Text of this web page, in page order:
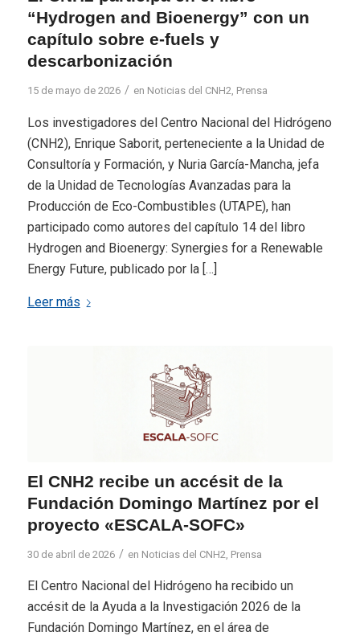
“Hydrogen and Bioenergy” con un
capítulo sobre e-fuels y
descarbonización
15 de mayo de 2026 / en Noticias del CNH2, Prensa
Los investigadores del Centro Nacional del Hidrógeno
(CNH2), Enrique Saborit, perteneciente a la Unidad de
Consultoría y Formación, y Nuria García-Mancha, jefa
de la Unidad de Tecnologías Avanzadas para la
Producción de Eco-Combustibles (UTAPE), han
participado como autores del capítulo 14 del libro
Hydrogen and Bioenergy: Synergies for a Renewable
Energy Future, publicado por la […]
Leer más
El CNH2 recibe un accésit de la
Fundación Domingo Martínez por el
proyecto «ESCALA-SOFC»
30 de abril de 2026 / en Noticias del CNH2 Prensa
El Centro Nacional del Hidrógeno ha recibido un
accésit de la Ayuda a la Investigación 2026 de la
Fundación Domingo Martínez, en el área de